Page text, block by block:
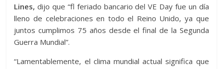
Lines, dijo que “fl feriado bancario del VE Day fue un día
lleno de celebraciones en todo el Reino Unido, ya que
juntos cumplimos 75 años desde el final de la Segunda
Guerra Mundial”.
“Lamentablemente, el clima mundial actual significa que